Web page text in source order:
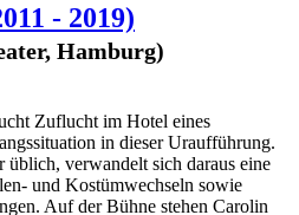
- 2019)
Hamburg)
Zuflucht im Hotel eines
in dieser Uraufführung.
verwandelt sich daraus eine
und Kostümwechseln sowie
Auf der Bühne stehen Carolin